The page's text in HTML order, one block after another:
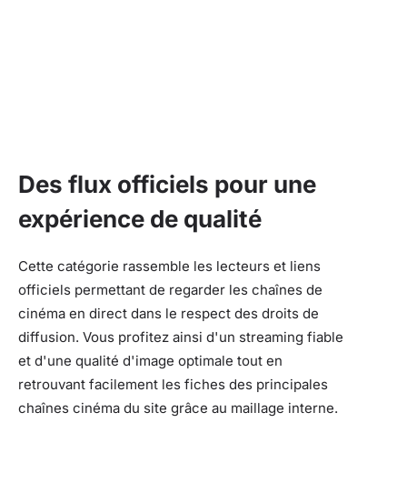
Des flux officiels pour une
expérience de qualité
Cette catégorie rassemble les lecteurs et liens
officiels permettant de regarder les chaînes de
cinéma en direct dans le respect des droits de
diffusion. Vous profitez ainsi d'un streaming fiable
et d'une qualité d'image optimale tout en
retrouvant facilement les fiches des principales
chaînes cinéma du site grâce au maillage interne.